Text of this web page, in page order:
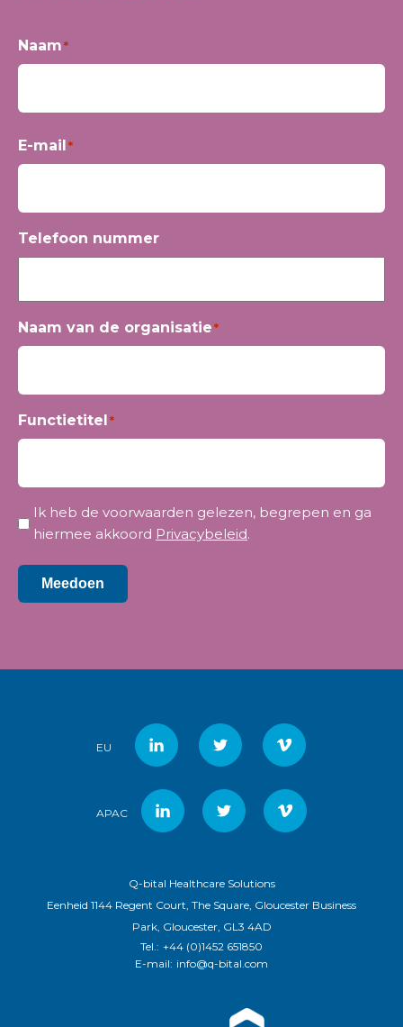
Naam*
E-mail*
Telefoon nummer
Naam van de organisatie*
Functietitel*
Privacy*
Ik heb de voorwaarden gelezen, begrepen en ga
hiermee akkoord Privacybeleid.
Meedoen
EU
APAC
Q-bital Healthcare Solutions
Eenheid 1144 Regent Court, The Square, Gloucester Business
Park, Gloucester, GL3 4AD
Tel.: +44 (0)1452 651850
E-mail: info@q-bital.com